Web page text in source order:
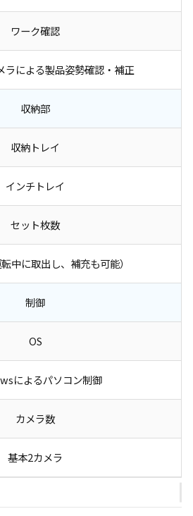
ワーク確認
ラによる製品姿勢確認・補正
収納部
収納トレイ
インチトレイ
セット枚数
中に取出し、補充も可能）
制御
OS
によるパソコン制御
カメラ数
基本2カメラ